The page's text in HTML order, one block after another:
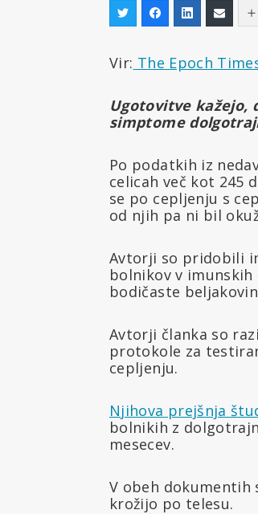
Vir: The Epoch
Ugotovitve kažejo,
simptome
Po podatkih iz
celicah več kot 245
se po cepljenju s
od njih pa ni bil
Avtorji so pridobili
bolnikov v
bodičaste
Avtorji članka so
protokole za
cepljenju.
Njihova prejšnja
bolnikih z
mesecev.
V obeh dokumentih
krožijo po telesu.